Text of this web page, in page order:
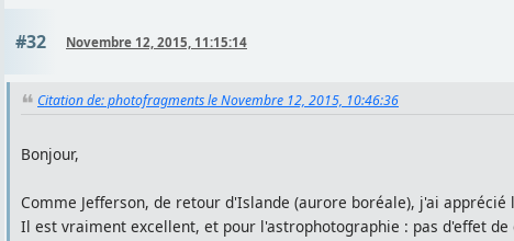
#32 Novembre 12, 2015, 11:15:14
Citation de: photofragments le Novembre 12, 2015, 10:46:36
Bonjour,
Comme Jefferson, de retour d'Islande (aurore boréale), j'ai apprécié
Il est vraiment excellent, et pour l'astrophotographie : pas d'effet de